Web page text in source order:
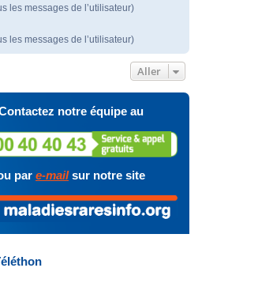
les messages de l’utilisateur)
les messages de l’utilisateur)
Aller
notre équipe au
par e-mailsur notre site